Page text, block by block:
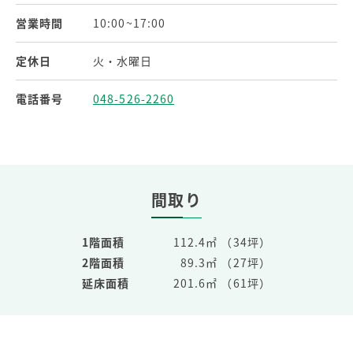
営業時間 10:00~17:00
定休日 火・水曜日
電話番号 048-526-2260
間取り
1階面積
112.4㎡ （34坪）
2階面積
89.3㎡ （27坪）
延床面積
201.6㎡ （61坪）